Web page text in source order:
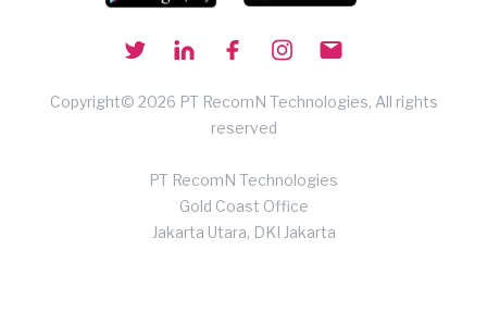
Copyright© 2026 PT RecomN Technologies, All rights
reserved
PT RecomN Technologies
Gold Coast Office
Jakarta Utara, DKI Jakarta